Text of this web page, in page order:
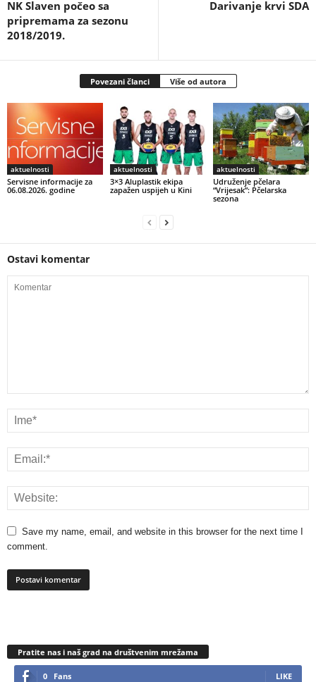
NK Slaven počeo sa
pripremama za sezonu
2018/2019.
Darivanje krvi SDA
Povezani članci Više od autora
aktuelnosti
Servisne informacije za
06.08.2026. godine
aktuelnosti
3×3 Aluplastik ekipa
zapažen uspijeh u Kini
aktuelnosti
Udruženje pčelara
“Vrijesak”: Pčelarska
sezona
Ostavi komentar
Save my name, email, and website in this browser for the next time I
comment.
Pratite nas i naš grad na društvenim mrežama
0 Fans LIKE